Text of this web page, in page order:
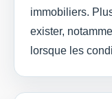
immobiliers.
exister,
lorsque les